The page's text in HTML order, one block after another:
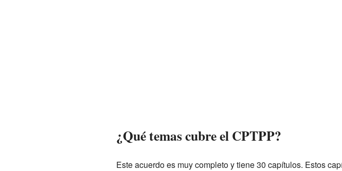
¿Qué temas cubre el CPTPP?
Este acuerdo es muy completo y tiene 30 capítulos. Estos